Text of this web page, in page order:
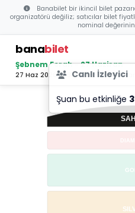
Banabilet bir ikincil bilet
organizatörü değiliz; satıcılar bilet
nominal
banabilet
Şebnem Ferah - 27 Haziran
27 Haz 2026 18:30 - Küçükçiftlik Park,
Canlı İzleyici
Şuan bu etkinliğe